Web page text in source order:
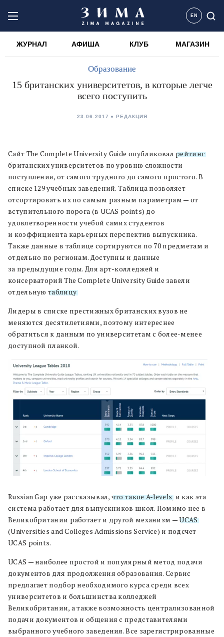
EN
ЖУРНАЛ АФИША КЛУБ МАГАЗИН
Образование
15 британских университетов, в которые легче
всего поступить
23.06.2017 РЕДАКЦИЯ
Сайт The Complete University Guide опубликовал рейтинг
британских университетов по уровню сложности
поступления, от самого трудного до самого простого. В
списке 129 учебных заведений. Таблица позволяет
отсортировать их по самым разным параметрам — от
вступительного порога (в UCAS points) до
удовлетворенности учебой самих студентов
и коэффициента карьерных перспектив выпускника.
Также данные в таблице сортируются по 70 предметам и
отдельно по регионам. Доступны и данные
за предыдущие годы. Для арт-колледжей и
консерваторий The Complete University Guide завели
отдельнуютаблицу.
Лидеры в списке престижных британских вузов не
меняются десятилетиями, поэтому интереснее
обратиться к данным по университетам с более-менее
доступной планкой.
Russian Gap уже рассказывал, что такое A-levels, и как эта
система работает для выпускников школ. Помимо нее в
Великобритании работает и другой механизм —UCAS
(Universities and Colleges Admissions Service) и подсчет
UCAS points.
UCAS — наиболее простой и популярный метод подачи
документов для продолжения образования. Сервис
предлагает подбор необходимого курса среди всех
университетов и большинства колледжей
Великобритании, а также возможность централизованной
подачи документов и общения с представителями
выбранного учебного заведения. Все зарегистрированные